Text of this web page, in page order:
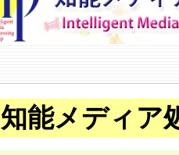
知能メディア